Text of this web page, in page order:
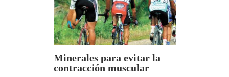
Minerales para evitar la
contracción muscular